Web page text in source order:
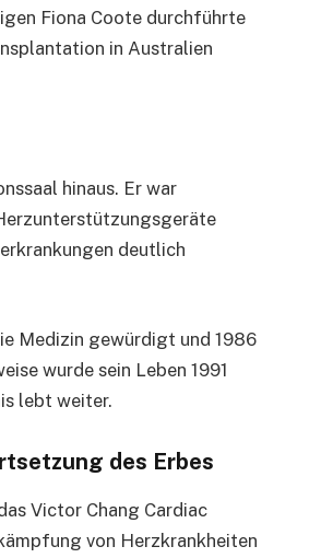
Fiona Coote durchführte
in Australien
hinaus. Er war
deutlich
Medizin gewürdigt und 1986
wurde sein Leben 1991
lebt weiter.
des Erbes
Victor Chang Cardiac
von Herzkrankheiten